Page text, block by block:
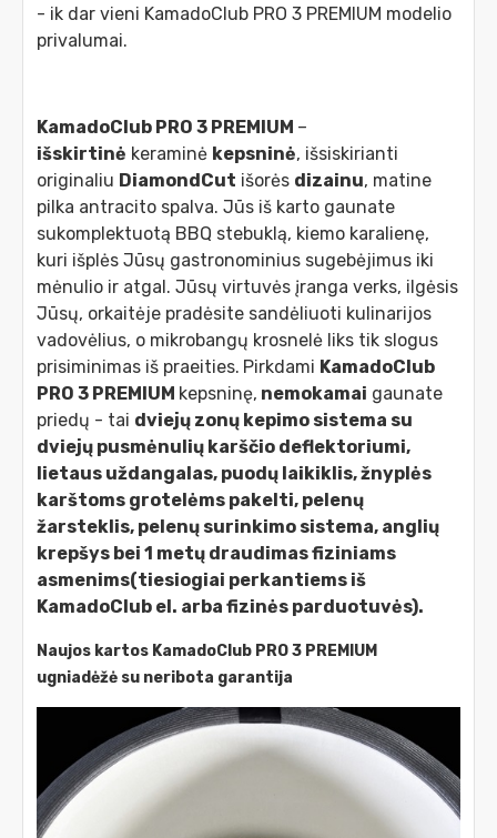
- ik dar vieni KamadoClub PRO 3 PREMIUM modelio
privalumai.
KamadoClub PRO 3 PREMIUM –
išskirtinė keraminė kepsninė, išsiskirianti
originaliu DiamondCut išorės dizainu, matine
pilka antracito spalva. Jūs iš karto gaunate
sukomplektuotą BBQ stebuklą, kiemo karalienę,
kuri išplės Jūsų gastronominius sugebėjimus iki
mėnulio ir atgal. Jūsų virtuvės įranga verks, ilgėsis
Jūsų, orkaitėje pradėsite sandėliuoti kulinarijos
vadovėlius, o mikrobangų krosnelė liks tik slogus
prisiminimas iš praeities. Pirkdami KamadoClub
PRO 3 PREMIUM kepsninę, nemokamai gaunate
priedų - tai dviejų zonų kepimo sistema su
dviejų pusmėnulių karščio deflektoriumi,
lietaus uždangalas, puodų laikiklis, žnyplės
karštoms grotelėms pakelti, pelenų
žarsteklis, pelenų surinkimo sistema, anglių
krepšys bei 1 metų draudimas fiziniams
asmenims(tiesiogiai perkantiems iš
KamadoClub el. arba fizinės parduotuvės).
Naujos kartos KamadoClub PRO 3 PREMIUM
ugniadėžė su neribota garantija